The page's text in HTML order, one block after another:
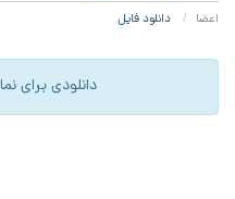
اعضا دانلود فایل
دانلودی برای